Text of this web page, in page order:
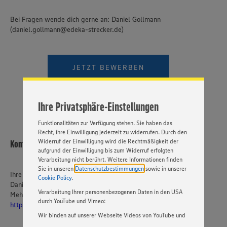
Ihre Privatsphäre-Einstellungen
Wir setzen Cookies und andere Technologien ein, um Ihnen
Inhalte anzubieten. Ihre Einwilligung in die Nutzung von
Cookies und anderer Technologien ist freiwillig und kann
„EINSTELLUNGEN ÄNDERN”. Bitte beachten Sie, dass auf
Basis Ihrer Einstellungen ggf. nicht mehr alle
Funktionalitäten zur Verfügung stehen. Sie haben das
Recht, ihre Einwilligung jederzeit zu widerrufen. Durch den
Widerruf der Einwilligung wird die Rechtmäßigkeit der
aufgrund der Einwilligung bis zum Widerruf erfolgten
Verarbeitung nicht berührt. Weitere Informationen finden
Sie in unseren Datenschutzbestimmungen sowie in unserer
Cookie Policy.
Verarbeitung Ihrer personenbezogenen Daten in den USA
durch YouTube und Vimeo:
Wir binden auf unserer Webseite Videos von YouTube und
Bei Fragen wende dich gerne an: Daniel Gollmann
(daniel.gollmann@edeka-strecker.de)
JETZT BEWERBEN
Kontakt
Ihre Ansprechperson
Daniel Gollmann
Mehr über EDEKA Südwest:
https://karriere-edeka.de/